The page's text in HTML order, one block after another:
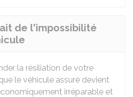
de l'impossibilité
la résiliation de votre
le véhicule assuré devient
irréparable et